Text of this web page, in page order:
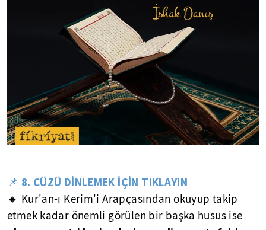
📌 8. CÜZÜ DİNLEMEK İÇİN TIKLAYIN
🔸 Kur'an-ı Kerim'i Arapçasından okuyup takip
etmek kadar önemli görülen bir başka husus ise